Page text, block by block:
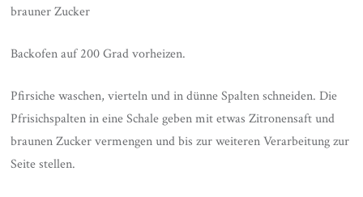
brauner Zucker
Backofen auf 200 Grad vorheizen.
Pfirsiche waschen, vierteln und in dünne Spalten schneiden. Die
Pfrisichspalten in eine Schale geben mit etwas Zitronensaft und
braunen Zucker vermengen und bis zur weiteren Verarbeitung zur
Seite stellen.